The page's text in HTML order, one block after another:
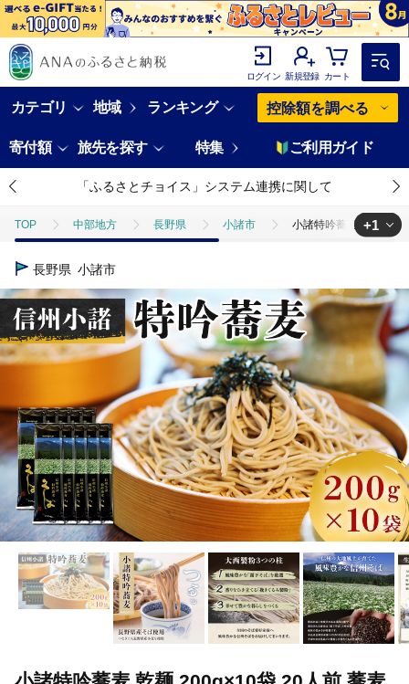
ログイン 新規登録 カート
カテゴリ 地域 ランキング 控除額を調べる
寄付額 旅先を探す 特集 ご利用ガイド
「ふるさとチョイス」システム連携に関して
TOP 中部地方 長野県 小諸市 小諸特吟蕎麦 乾麺
TOP
+1
長野県 小諸市